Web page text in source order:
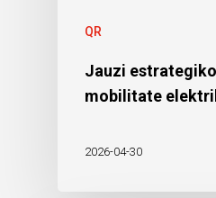
QR
Jauzi
mobilitate
2026-04-30